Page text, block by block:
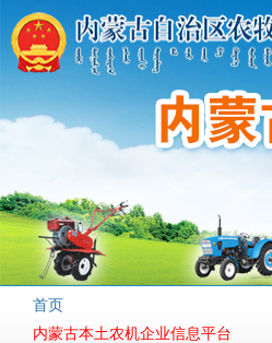
首页
内蒙古本土农机企业信息平台